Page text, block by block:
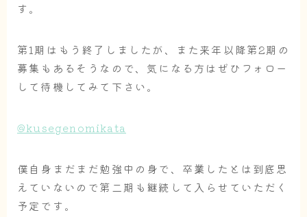
す。
第1期はもう終了しましたが、また来年以降第2期の
募集もあるそうなので、気になる方はぜひフォロー
して待機してみて下さい。
@kusegenomikata
僕自身まだまだ勉強中の身で、卒業したとは到底思
えていないので第二期も継続して入らせていただく
予定です。